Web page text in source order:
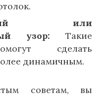
или
узор: Такие
сделать
динамичным.
советам, вы